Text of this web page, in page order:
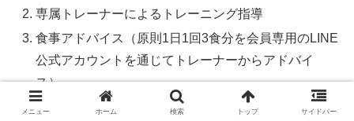
専属トレーナーによるトレーニング指導
食事アドバイス（原則1日1回3食分を会員専用のLINE
公式アカウントを通じてトレーナーからアドバイ
ス）
電話栄養サポート相談(入会者無料期限サポート)
メニュー ホーム 検索 トップ サイドバー